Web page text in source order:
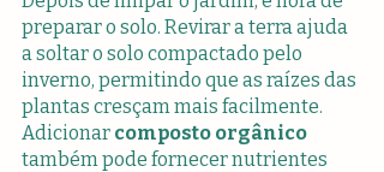
preparar o solo. Revirar a terra ajuda
a soltar o solo compactado pelo
inverno, permitindo que as raízes das
plantas cresçam mais facilmente.
Adicionar composto orgânico
também pode fornecer nutrientes